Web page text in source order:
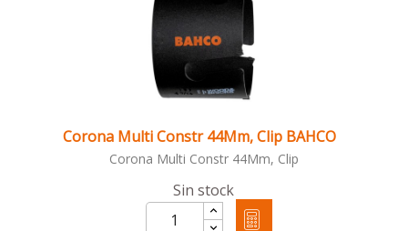
Corona Multi Constr 44Mm, Clip BAHCO
Corona Multi Constr 44Mm, Clip
Sin stock